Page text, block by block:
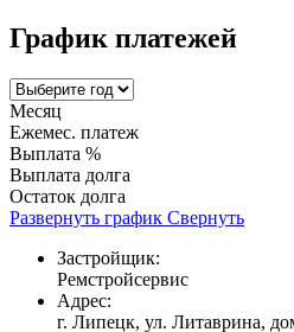
График платежей
Месяц
Ежемес. платеж
Выплата %
Выплата долга
Остаток долга
Развернуть график Свернуть
Застройщик:
Ремстройсервис
Адрес:
г. Липецк, ул. Литаврина,